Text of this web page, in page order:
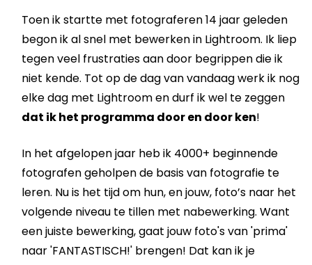
Toen ik startte met fotograferen 14 jaar geleden
begon ik al snel met bewerken in Lightroom. Ik liep
tegen veel frustraties aan door begrippen die ik
niet kende. Tot op de dag van vandaag werk ik nog
elke dag met Lightroom en durf ik wel te zeggen
dat ik het programma door en door ken!
In het afgelopen jaar heb ik 4000+ beginnende
fotografen geholpen de basis van fotografie te
leren. Nu is het tijd om hun, en jouw, foto’s naar het
volgende niveau te tillen met nabewerking. Want
een juiste bewerking, gaat jouw foto's van 'prima'
naar 'FANTASTISCH!' brengen! Dat kan ik je